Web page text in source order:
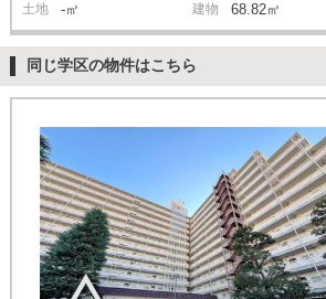
土地 -㎡ 建物 68.82㎡
同じ学区の物件はこちら